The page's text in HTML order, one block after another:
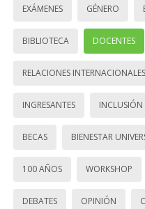
EXÁMENES GÉNERO
BIBLIOTECA DOCENTES
RELACIONES INTERNACIONALES
INGRESANTES INCLUSIÓN
BECAS BIENESTAR
100 AÑOS WORKSHOP
DEBATES OPINIÓN